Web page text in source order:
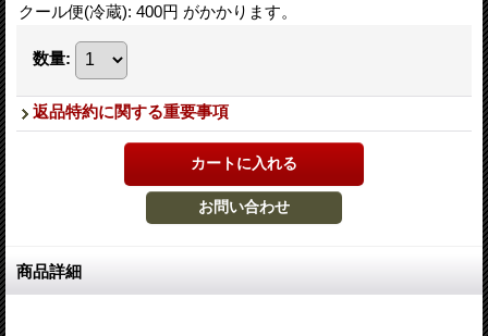
クール便(冷蔵): 400円 がかかります。
数量:
返品特約に関する重要事項
商品詳細